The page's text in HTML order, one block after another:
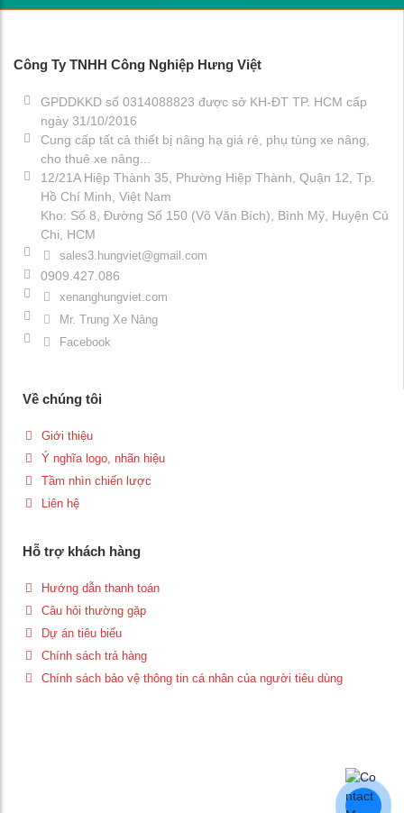
Công Ty TNHH Công Nghiệp Hưng Việt
GPDDKKD số 0314088823 được sở KH-ĐT TP. HCM cấp
ngày 31/10/2016
Cung cấp tất cả thiết bị nâng hạ giá rẻ, phụ tùng xe nâng,
cho thuê xe nâng...
12/21A Hiệp Thành 35, Phường Hiệp Thành, Quận 12, Tp.
Hồ Chí Minh, Việt Nam
Kho: Số 8, Đường Số 150 (Võ Văn Bích), Bình Mỹ, Huyện Củ
Chi, HCM
sales3.hungviet@gmail.com
0909.427.086
xenanghungviet.com
Mr. Trung Xe Nâng
Facebook
Về chúng tôi
Giới thiệu
Ý nghĩa logo, nhãn hiệu
Tầm nhìn chiến lược
Liên hệ
Hỗ trợ khách hàng
Hướng dẫn thanh toán
Câu hỏi thường gặp
Dự án tiêu biểu
Chính sách trả hàng
Chính sách bảo vệ thông tin cá nhân của người tiêu dùng